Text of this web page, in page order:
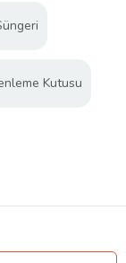
Kutusu